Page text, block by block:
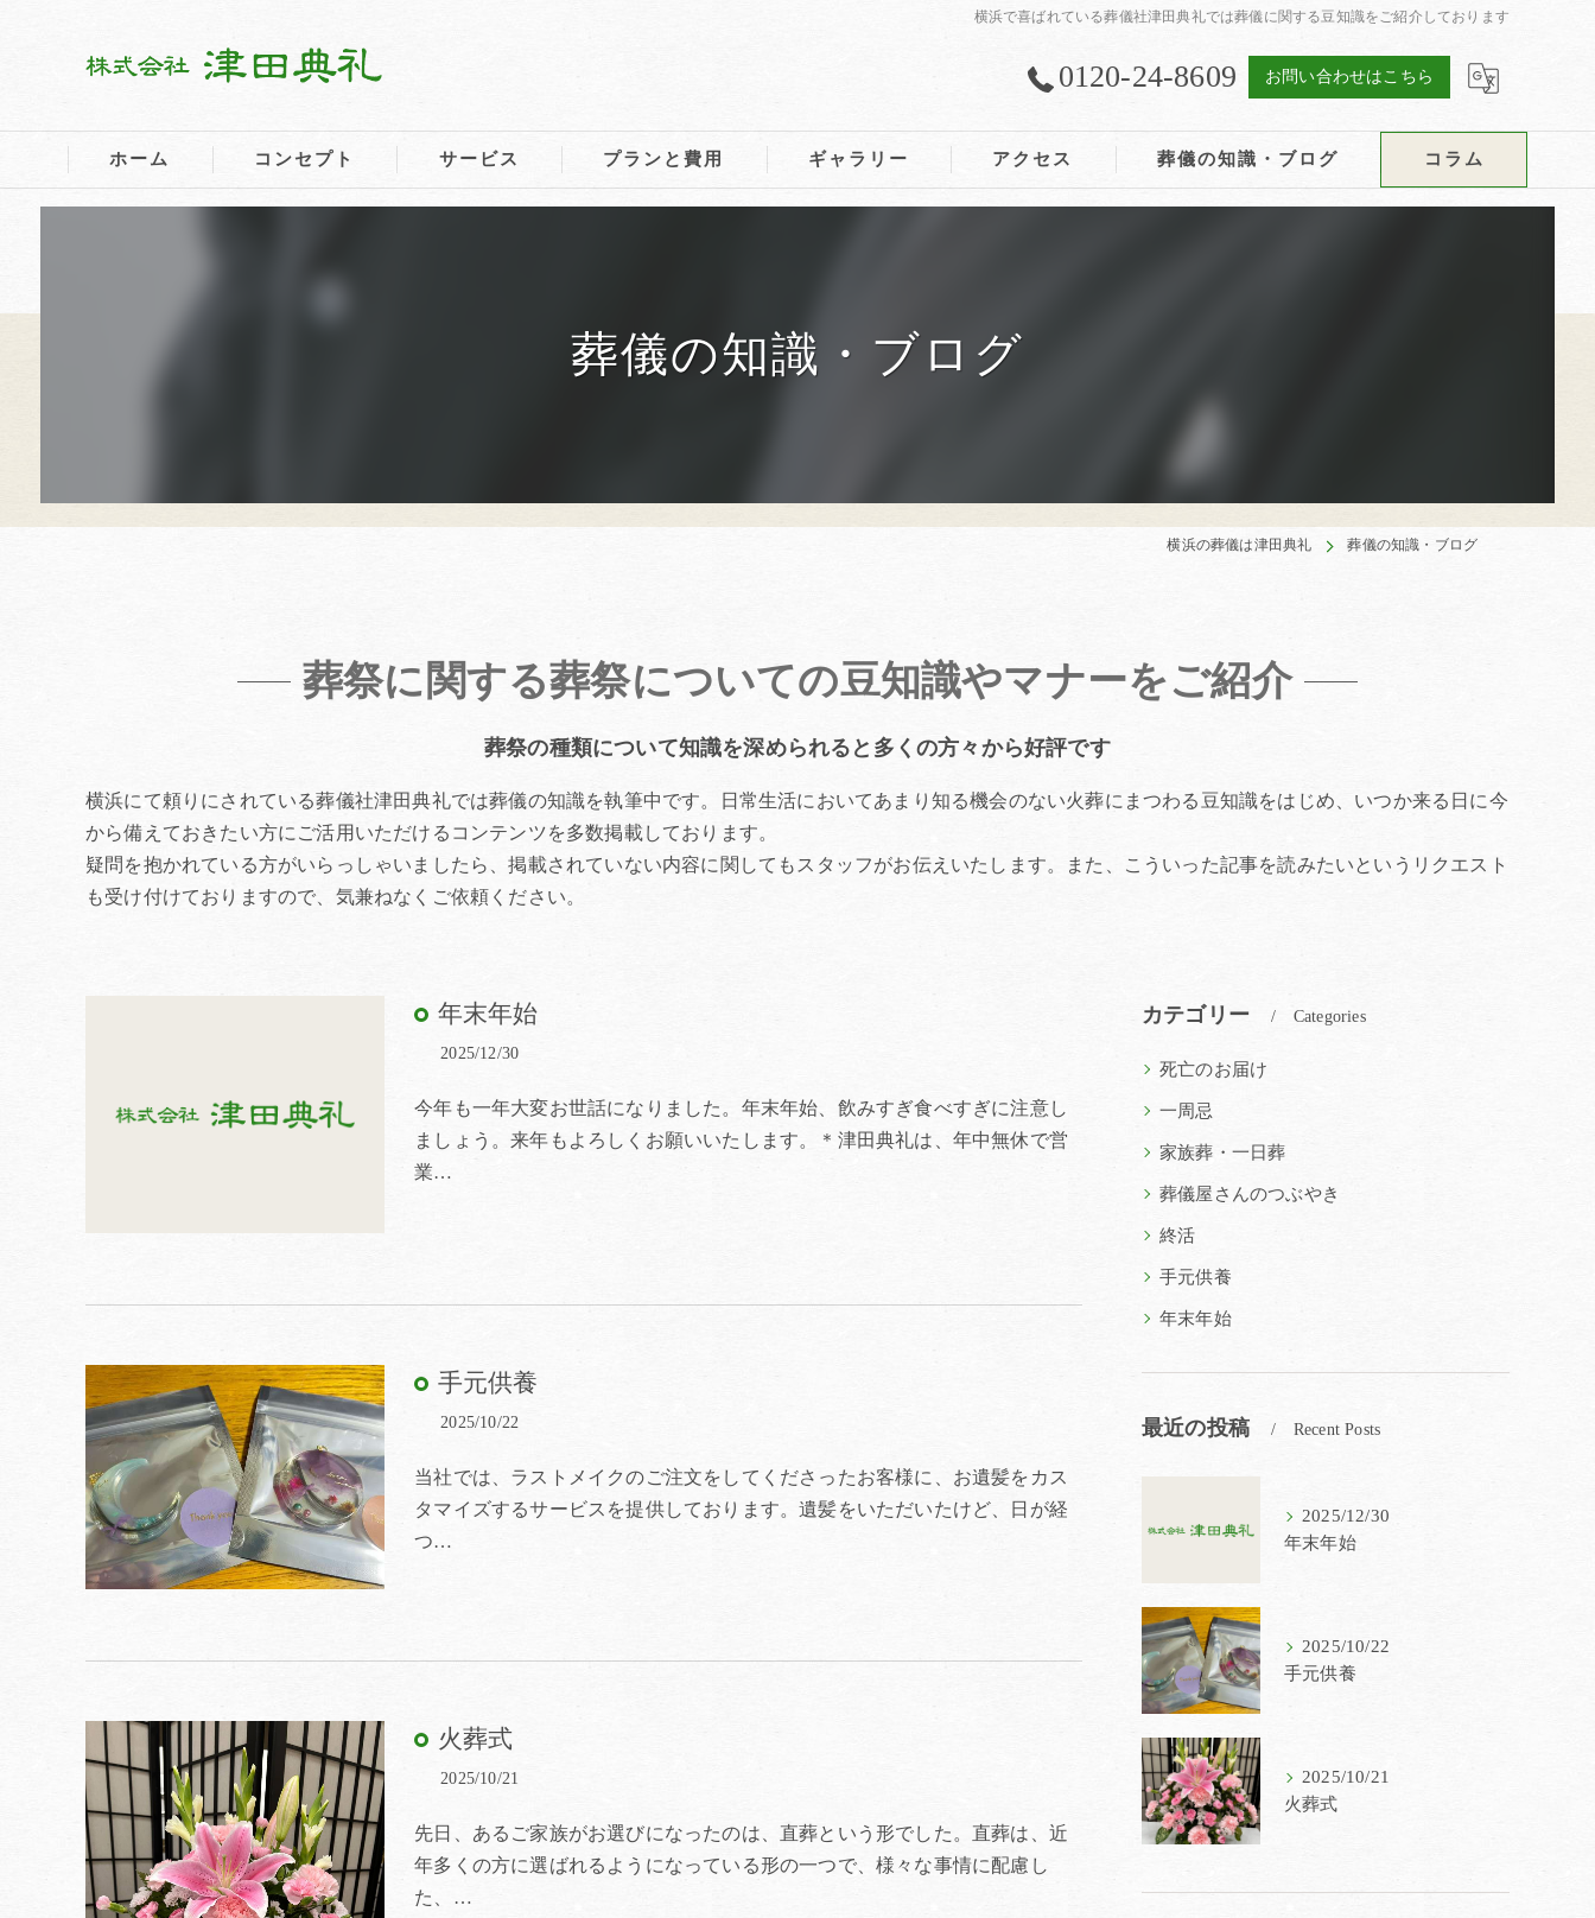
横浜で喜ばれている葬儀社津田典礼では葬儀に関する豆知識をご紹介しております
0120-24-8609 お問い合わせはこちら
ホーム コンセプト サービス プランと費用 ギャラリー アクセス 葬儀の知識・ブログ コラム
葬儀の知識・ブログ
横浜の葬儀は津田典礼 葬儀の知識・ブログ
葬祭に関する葬祭についての豆知識やマナーをご紹介
葬祭の種類について知識を深められると多くの方々から好評です
横浜にて頼りにされている葬儀社津田典礼では葬儀の知識を執筆中です。日常生活においてあまり知る機会のない火葬にまつわる豆知識をはじめ、いつか来る日に今
から備えておきたい方にご活用いただけるコンテンツを多数掲載しております。
疑問を抱かれている方がいらっしゃいましたら、掲載されていない内容に関してもスタッフがお伝えいたします。また、こういった記事を読みたいというリクエスト
も受け付けておりますので、気兼ねなくご依頼ください。
年末年始
2025/12/30
今年も一年大変お世話になりました。年末年始、飲みすぎ食べすぎに注意し
ましょう。来年もよろしくお願いいたします。＊津田典礼は、年中無休で営
業…
手元供養
2025/10/22
当社では、ラストメイクのご注文をしてくださったお客様に、お遺髪をカス
タマイズするサービスを提供しております。遺髪をいただいたけど、日が経
つ…
火葬式
2025/10/21
先日、あるご家族がお選びになったのは、直葬という形でした。直葬は、近
年多くの方に選ばれるようになっている形の一つで、様々な事情に配慮し
た、…
カテゴリー Categories
死亡のお届け
一周忌
家族葬・一日葬
葬儀屋さんのつぶやき
終活
手元供養
年末年始
最近の投稿 Recent Posts
2025/12/30
年末年始
2025/10/22
手元供養
2025/10/21
火葬式